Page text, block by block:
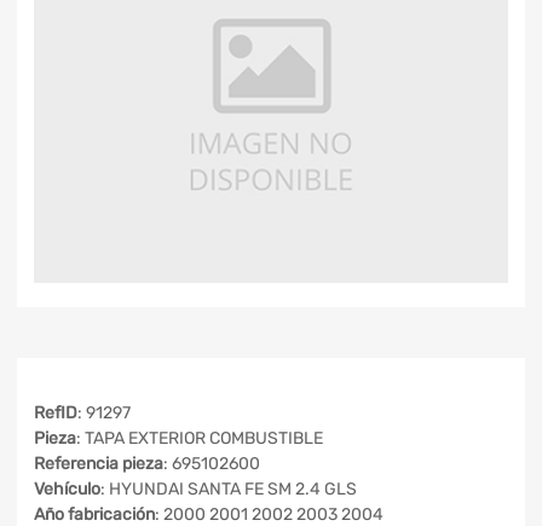
RefID: 91297
Pieza: TAPA EXTERIOR COMBUSTIBLE
Referencia pieza: 695102600
Vehículo: HYUNDAI SANTA FE SM 2.4 GLS
Año fabricación: 2000 2001 2002 2003 2004